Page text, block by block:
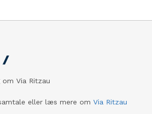
Via Ritzau
eller læs mere om Via Ritzau